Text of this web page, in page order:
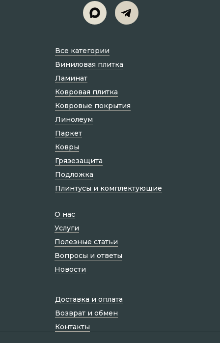
О нас
Услуги
Полезные статьи
Вопросы и ответы
Новости
Доставка и оплата
Возврат и обмен
Контакты
Все категории
Виниловая плитка
Ламинат
Ковровая плитка
Ковровые покрытия
Линолеум
Паркет
Ковры
Грязезащита
Подложка
Плинтусы и комплектующие